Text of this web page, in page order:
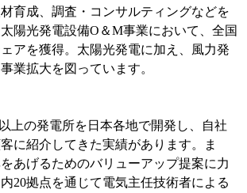
育成、調査・コンサルティングなどを
陽光発電設備O＆M事業において、全国
アを獲得。太陽光発電に加え、風力発
業拡大を図っています。
上の発電所を日本各地で開発し、自社
に紹介してきた実績があります。ま
あげるためのバリューアップ提案に力
20拠点を通じて電気主任技術者による